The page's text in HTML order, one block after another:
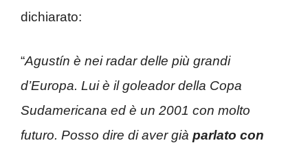
dichiarato:
“Agustín è nei radar delle più grandi
d’Europa. Lui è il goleador della Copa
Sudamericana ed è un 2001 con molto
futuro. Posso dire di aver già parlato con